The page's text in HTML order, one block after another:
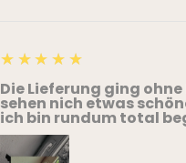
5
★★★★★
Die Lieferung ging
sehen nich etwas
ich bin rundum total